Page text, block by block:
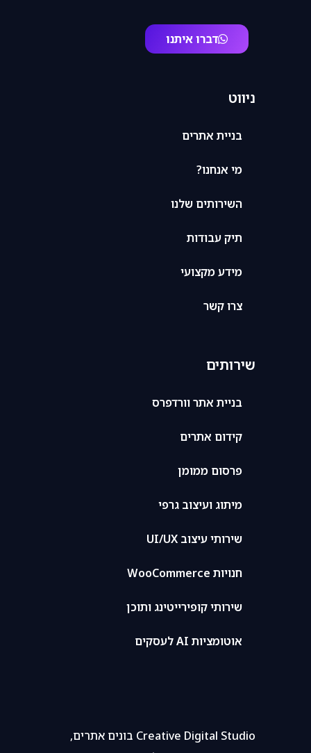
דברו איתנו
ניווט
בניית אתרים
מי אנחנו?
השירותים שלנו
תיק עבודות
מידע מקצועי
צרו קשר
שירותים
בניית אתר וורדפרס
קידום אתרים
פרסום ממומן
מיתוג ועיצוב גרפי
שירותי עיצוב UI/UX
חנויות WooCommerce
שירותי קופירייטינג ותוכן
אוטומציות AI לעסקים
Creative Digital Studio בונים אתרים,